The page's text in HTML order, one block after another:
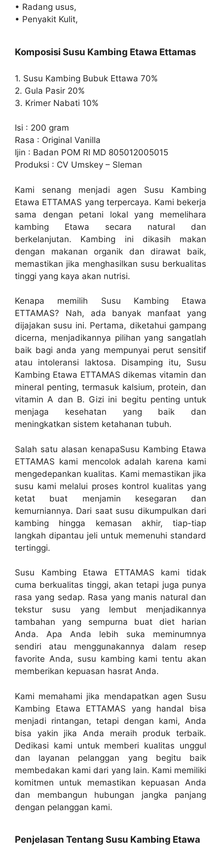
• Radang usus,
• Penyakit Kulit,
Komposisi Susu Kambing Etawa Ettamas
1. Susu Kambing Bubuk Ettawa 70%
2. Gula Pasir 20%
3. Krimer Nabati 10%
Isi : 200 gram
Rasa : Original Vanilla
Ijin : Badan POM RI MD 805012005015
Produksi : CV Umskey – Sleman
Kami senang menjadi agen Susu Kambing
Etawa ETTAMAS yang terpercaya. Kami bekerja
sama dengan petani lokal yang memelihara
kambing Etawa secara natural dan
berkelanjutan. Kambing ini dikasih makan
dengan makanan organik dan dirawat baik,
memastikan jika menghasilkan susu berkualitas
tinggi yang kaya akan nutrisi.
Kenapa memilih Susu Kambing Etawa
ETTAMAS? Nah, ada banyak manfaat yang
dijajakan susu ini. Pertama, diketahui gampang
dicerna, menjadikannya pilihan yang sangatlah
baik bagi anda yang mempunyai perut sensitif
atau intoleransi laktosa. Disamping itu, Susu
Kambing Etawa ETTAMAS dikemas vitamin dan
mineral penting, termasuk kalsium, protein, dan
vitamin A dan B. Gizi ini begitu penting untuk
menjaga kesehatan yang baik dan
meningkatkan sistem ketahanan tubuh.
Salah satu alasan kenapaSusu Kambing Etawa
ETTAMAS kami mencolok adalah karena kami
mengedepankan kualitas. Kami memastikan jika
susu kami melalui proses kontrol kualitas yang
ketat buat menjamin kesegaran dan
kemurniannya. Dari saat susu dikumpulkan dari
kambing hingga kemasan akhir, tiap-tiap
langkah dipantau jeli untuk memenuhi standard
tertinggi.
Susu Kambing Etawa ETTAMAS kami tidak
cuma berkualitas tinggi, akan tetapi juga punya
rasa yang sedap. Rasa yang manis natural dan
tekstur susu yang lembut menjadikannya
tambahan yang sempurna buat diet harian
Anda. Apa Anda lebih suka meminumnya
sendiri atau menggunakannya dalam resep
favorite Anda, susu kambing kami tentu akan
memberikan kepuasan hasrat Anda.
Kami memahami jika mendapatkan agen Susu
Kambing Etawa ETTAMAS yang handal bisa
menjadi rintangan, tetapi dengan kami, Anda
bisa yakin jika Anda meraih produk terbaik.
Dedikasi kami untuk memberi kualitas unggul
dan layanan pelanggan yang begitu baik
membedakan kami dari yang lain. Kami memiliki
komitmen untuk memastikan kepuasan Anda
dan membangun hubungan jangka panjang
dengan pelanggan kami.
Penjelasan Tentang Susu Kambing Etawa